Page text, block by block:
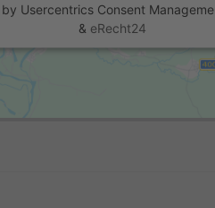
Usercentrics Consent
& eRecht24